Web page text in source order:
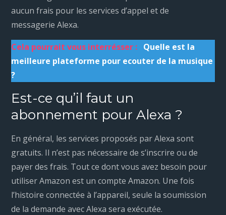
aucun frais pour les services d’appel et de
messagerie Alexa.
Cela pourrait vous interrésser : Quelle est la
meilleure plateforme pour ecouter de la musique
?
Est-ce qu’il faut un
abonnement pour Alexa ?
En général, les services proposés par Alexa sont
gratuits. Il n’est pas nécessaire de s’inscrire ou de
payer des frais. Tout ce dont vous avez besoin pour
utiliser Amazon est un compte Amazon. Une fois
l’histoire connectée à l’appareil, seule la soumission
de la demande avec Alexa sera exécutée.